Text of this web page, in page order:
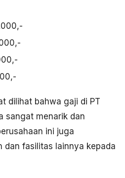
dilihat bahwa gaji di PT
sangat menarik dan
ini juga
dan fasilitas lainnya kepada